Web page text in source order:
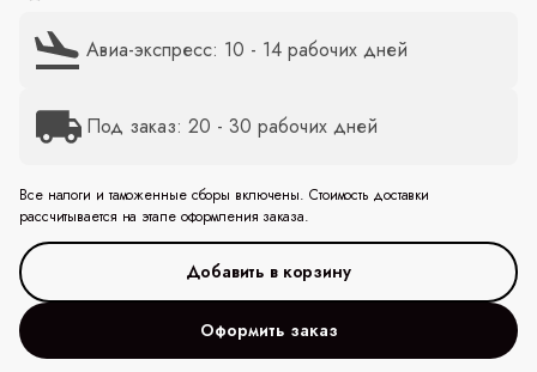
Авиа-экспресс: 10 - 14 рабочих дней
Под заказ: 20 - 30 рабочих дней
Все налоги и таможенные сборы включены. Стоимость доставки
рассчитывается на этапе оформления заказа.
Оформить заказ